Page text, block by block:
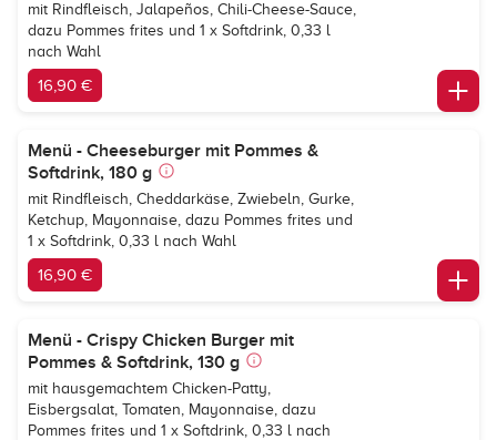
mit Rindfleisch, Jalapeños, Chili-Cheese-Sauce,
dazu Pommes frites und 1 x Softdrink, 0,33 l
nach Wahl
16,90 €
Menü - Cheeseburger mit Pommes &
Softdrink, 180 g
mit Rindfleisch, Cheddarkäse, Zwiebeln, Gurke,
Ketchup, Mayonnaise, dazu Pommes frites und
1 x Softdrink, 0,33 l nach Wahl
16,90 €
Menü - Crispy Chicken Burger mit
Pommes & Softdrink, 130 g
mit hausgemachtem Chicken-Patty,
Eisbergsalat, Tomaten, Mayonnaise, dazu
Pommes frites und 1 x Softdrink, 0,33 l nach